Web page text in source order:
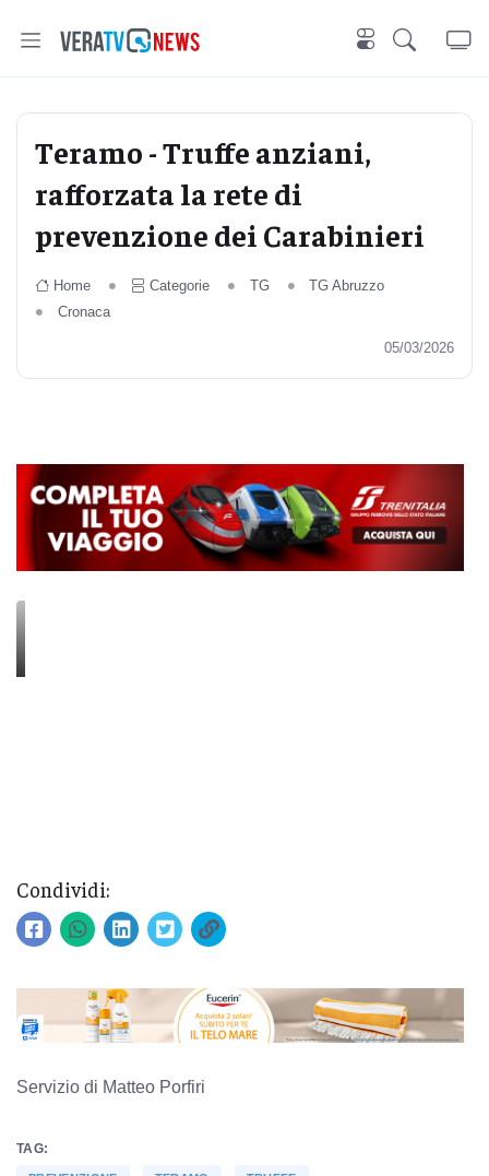
Teramo - Truffe anziani,
rafforzata la rete di
prevenzione dei Carabinieri
Home Categorie TG
TG Abruzzo
Cronaca
05/03/2026
Condividi:
Servizio di Matteo Porfiri
TAG: